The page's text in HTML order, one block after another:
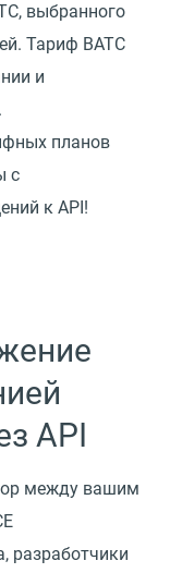
выбранного
Тариф ВАТС
и
планов
с
к API!
API
между вашим
разработчики